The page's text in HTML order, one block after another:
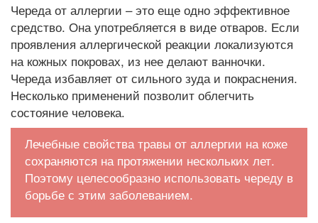
Череда от аллергии – это еще одно эффективное
средство. Она употребляется в виде отваров. Если
проявления аллергической реакции локализуются
на кожных покровах, из нее делают ванночки.
Череда избавляет от сильного зуда и покраснения.
Несколько применений позволит облегчить
состояние человека.
Лечебные свойства травы от аллергии на коже
сохраняются на протяжении нескольких лет.
Поэтому целесообразно использовать череду в
борьбе с этим заболеванием.